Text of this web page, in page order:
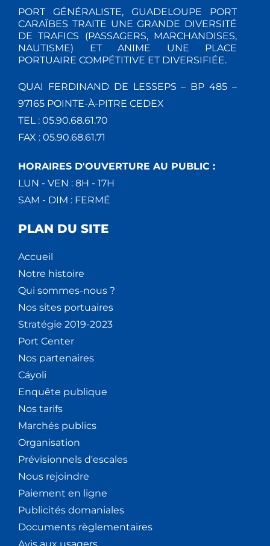
PORT GÉNÉRALISTE, GUADELOUPE PORT
CARAÏBES TRAITE UNE GRANDE DIVERSITÉ
DE TRAFICS (PASSAGERS, MARCHANDISES,
NAUTISME) ET ANIME UNE PLACE
PORTUAIRE COMPÉTITIVE ET DIVERSIFIÉE.
QUAI FERDINAND DE LESSEPS – BP 485 –
97165 POINTE-À-PITRE CEDEX
TEL : 05.90.68.61.70
FAX : 05.90.68.61.71
HORAIRES D'OUVERTURE AU PUBLIC :
LUN - VEN : 8H - 17H
SAM - DIM : FERMÉ
PLAN DU SITE
Accueil
Notre histoire
Qui sommes-nous ?
Nos sites portuaires
Stratégie 2019-2023
Port Center
Nos partenaires
Cáyoli
Enquête publique
Nos tarifs
Marchés publics
Organisation
Prévisionnels d'escales
Nous rejoindre
Paiement en ligne
Publicités domaniales
Documents règlementaires